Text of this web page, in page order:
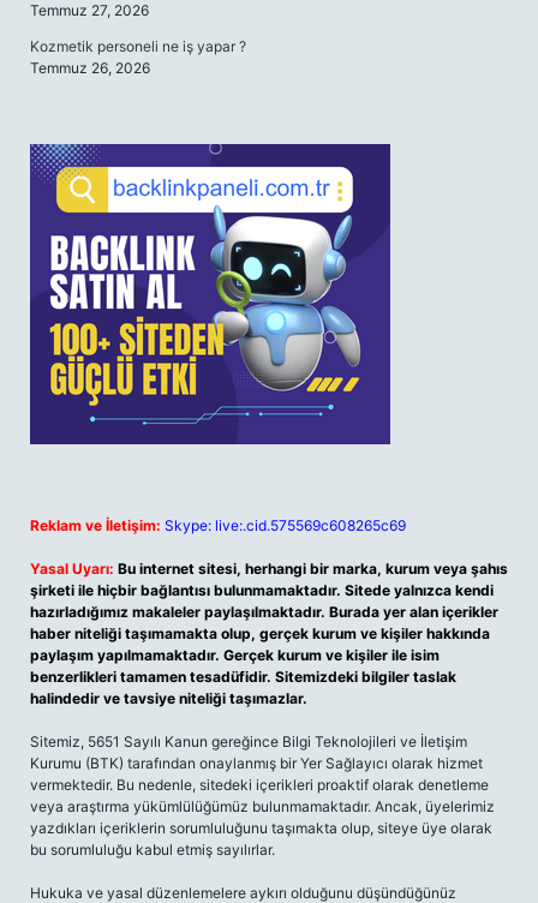
Temmuz 27, 2026
Kozmetik personeli ne iş yapar ?
Temmuz 26, 2026
Reklam ve İletişim: Skype: live:.cid.575569c608265c69
Yasal Uyarı: Bu internet sitesi, herhangi bir marka, kurum veya şahıs
şirketi ile hiçbir bağlantısı bulunmamaktadır. Sitede yalnızca kendi
hazırladığımız makaleler paylaşılmaktadır. Burada yer alan içerikler
haber niteliği taşımamakta olup, gerçek kurum ve kişiler hakkında
paylaşım yapılmamaktadır. Gerçek kurum ve kişiler ile isim
benzerlikleri tamamen tesadüfidir. Sitemizdeki bilgiler taslak
halindedir ve tavsiye niteliği taşımazlar.
Sitemiz, 5651 Sayılı Kanun gereğince Bilgi Teknolojileri ve İletişim
Kurumu (BTK) tarafından onaylanmış bir Yer Sağlayıcı olarak hizmet
vermektedir. Bu nedenle, sitedeki içerikleri proaktif olarak denetleme
veya araştırma yükümlülüğümüz bulunmamaktadır. Ancak, üyelerimiz
yazdıkları içeriklerin sorumluluğunu taşımakta olup, siteye üye olarak
bu sorumluluğu kabul etmiş sayılırlar.
Hukuka ve yasal düzenlemelere aykırı olduğunu düşündüğünüz